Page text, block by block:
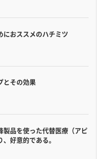
におススメのハチミツ
とその効果
製品を使った代替医療（アピ
好意的である。